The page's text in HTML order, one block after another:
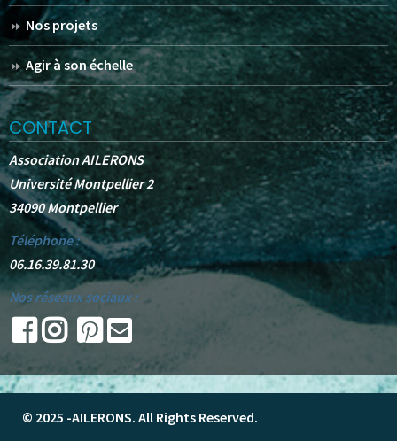
Nos projets
Agir à son échelle
CONTACT
Association AILERONS
Université Montpellier 2
34090 Montpellier
Téléphone :
06.16.39.81.30
Nos réseaux sociaux :
© 2025 -AILERONS. All Rights Reserved.